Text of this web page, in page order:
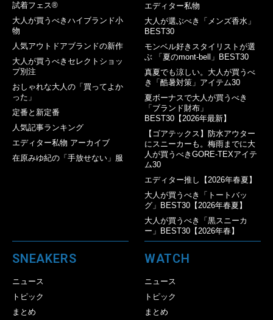
試着フェス®︎
大人が買うべきハイブランド小
物
人気アウトドアブランドの新作
大人が買うべきセレクトショッ
プ別注
おしゃれな大人の「買ってよか
った」
定番と新定番
人気記事ランキング
エディター私物 アーカイブ
在原みゆ紀の「手放せない」服
エディター私物
大人が選ぶべき「メンズ香水」
BEST30
モンベル好きスタイリストが選
ぶ 「夏のmont-bell」BEST30
真夏でも涼しい。大人が買うべ
き「酷暑対策」アイテム30
夏ボーナスで大人が買うべき
「ブランド財布」
BEST30【2026年最新】
【ゴアテックス】防水アウター
にスニーカーも。梅雨までに大
人が買うべきGORE-TEXアイテ
ム30
エディター推し【2026年春夏】
大人が買うべき「トートバッ
グ」BEST30【2026年春夏】
大人が買うべき「黒スニーカ
ー」BEST30【2026年春】
SNEAKERS
ニュース
トピック
まとめ
WATCH
ニュース
トピック
まとめ